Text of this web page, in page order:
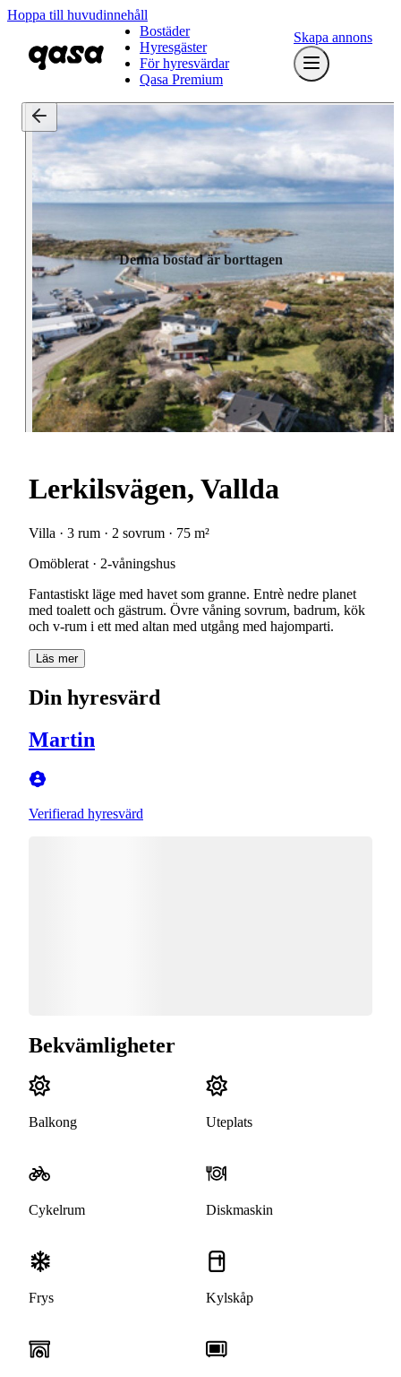
Hoppa till huvudinnehåll
Bostäder
Hyresgäster
För hyresvärdar
Qasa Premium
Skapa annons
Denna bostad är borttagen
Lerkilsvägen, Vallda
Villa · 3 rum · 2 sovrum · 75 m²
Omöblerat · 2-våningshus
Fantastiskt läge med havet som granne. Entrè nedre planet
med toalett och gästrum. Övre våning sovrum, badrum, kök
och v-rum i ett med altan med utgång med hajomparti.
Läs mer
Din hyresvärd
Martin
Verifierad hyresvärd
Bekvämligheter
Balkong Uteplats
Cykelrum Diskmaskin
Frys Kylskåp